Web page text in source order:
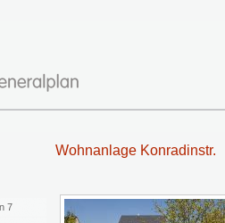
7
Wohnanlage Konradinstr.